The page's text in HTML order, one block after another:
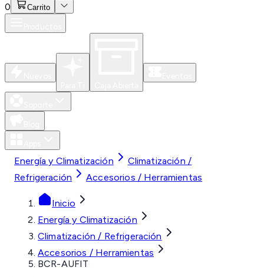
0 Carrito
Energía y Climatización
Climatización /
Refrigeración
Accesorios / Herramientas
Inicio
Energía y Climatización
Climatización / Refrigeración
Accesorios / Herramientas
BCR-AUFIT